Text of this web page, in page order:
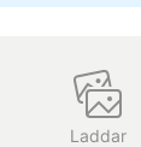
Laddar